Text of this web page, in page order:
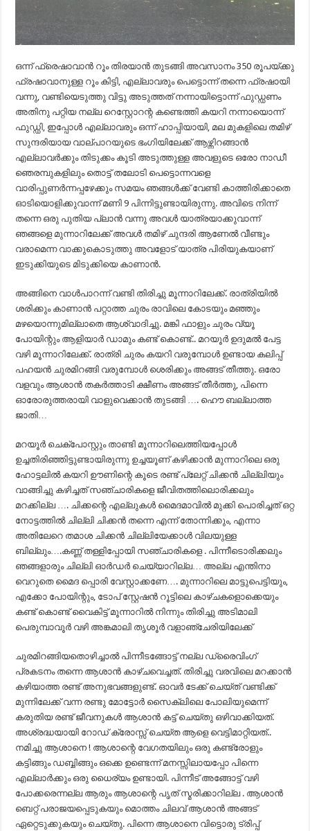
ഒന്ന് ഫ്രെഷാവാൻ റൂം തിരയാൻ തുടങ്ങി അവസാനം 350 രൂപയ്ക്കു
ഫ്രഷാവാനുള്ള റൂം കിട്ടി, എല്ലാവരും പെട്ടൊന്ന് തന്നെ ഫ്രഷായി
വന്നു, വണ്ടിയെടുത്തു വിട്ടു അടുത്തത് നന്നായിട്ടൊന്ന് ഫുഡ്ഡണം
അതിനു പറ്റിയ നല്ല റെസ്റ്റോറന്റ കണ്ടെത്തി കയറി നന്നായൊന്ന്
ഫുഡ്ഡി, ഇപ്പോൾ എല്ലാവരും ഒന്ന് ഹാപ്പിയായി, മല മുകളിലെ തമിഴ്
സുന്ദരിയായ വാല്പാറയുടെ ഭംഗിയിലേക്ക് ആഴ്ന്നിറങ്ങാൻ
എല്ലാവർക്കും തിടുക്കം കൂടി അടുത്തുള്ള അവളുടെ ഒരോ നാഡീ
ഞെരമ്പുകളിലും തൊട്ട് തലോടി പെട്ടൊന്നവളെ
വാരിപ്പുണർന്നപ്പഴേക്കും സമയം ഞങ്ങൾക്ക് വേണ്ടി കാത്തിരിക്കാതെ
ഓടിയൊളിക്കുവാന്ന് മണി 9 പിന്നിട്ടുണ്ടായിരുന്നു. അവിടെ നിന്ന്
തന്നെ ഒരു പുതിയ പ്ലാൻ വന്നു അവൾ യാത്രയാക്കുവാന്ന്
ഞങ്ങളെ മുന്നാറിലേക്ക് അവൾ തമിഴ് ചുന്ദരി ആണേൽ വീണ്ടും
വരാമെന്ന വാക്കുകൊടുത്തു അവളോട്‌ യാത്ര പിരിയുകയാണ്
ഇടുക്കിയുടെ മിടുക്കിയെ കാണാൻ.
അങ്ങിനെ വാൾപാറന്ന് വണ്ടി തിരിച്ചു മൂന്നാറിലേക്ക്. രാത്രിയിൽ
ശരിക്കും കാണാൻ പറ്റാത്ത ചുരം രാവിലെ കോടയും മഞ്ഞും
മഴയൊന്നുമില്ലാതെ ആശ്വാദിച്ചു. മങ്കി ഫാളും ചുരം വ്യൂ
പോയിന്റും ആളിയാർ ഡാമും കണ്ട് കൊണ്ട്.. മറയൂർ ഉദുമൽ പേട്ട
വഴി മൂന്നാറിലേക്ക്. രാത്രി ചുരം കയറി വരുമ്പോൾ ഉണ്ടായ കലിപ്പ്
പഹയൻ ചുരമിറങ്ങി വരുമ്പോൾ ശെരിക്കും അങ്ങട് തീത്തു. ഒരോ
വളവും ആശാൻ തകർത്താടി ക്ഷീണം അങ്ങട് തീർത്തു, പിന്നെ
ഓരോരുത്തരായി വാളുവെക്കാൻ തുടങ്ങി …. ഹൌ ബല്ലാത്ത
ജാതി…
മറയൂർ ചെക്പോസ്റ്റും താണ്ടി മൂന്നാറിലെത്തിയപ്പോൾ
ഉച്ചതിരിഞ്ഞിട്ടുണ്ടായിരുന്നു ഉച്ചയൂണ് കഴിക്കാൻ മുന്നാറിലെ ഒരു
ഹോട്ടലിൽ കയറി ഊണിന്റെ കൂടെ രണ്ട് പ്ലേറ്റ് ചിക്കൻ ചില്ലിയും
വാങ്ങിച്ചു കഴിച്ചത് സഞ്ചാരികളെ ജീവിതത്തിലൊരിക്കലും
മറക്കില്ല …. ചിക്കന്റെ എല്ലുകൾ മൈദമാവിൽ മുക്കി പൊരിച്ചത് ഒറ്റ
നോട്ടത്തിൽ ചില്ലി ചിക്കൻ തന്നെ എന്ന് തോന്നിക്കും, എന്നാ
അതിലേറെ തമാശ ചിക്കൻ ചില്ലിയേക്കാൾ വിലയുള്ള
ബില്ലും….കണ്ണ് തള്ളിപ്പോയി സഞ്ചാരികളെ . പിന്നീടൊരിക്കലും
ഞങ്ങളാരും ചില്ലി ഓർഡർ ചെയ്യാറില്ല… അല്ല എന്തിനാ
വെറുതെ മൈദ പ്പൊരി വേസ്റ്റാക്കണേ…. മുന്നാറിലെ മാട്ടുപെട്ടിയും,
എക്കോ പോയിന്റും, ടോപ് സ്റ്റേഷൻ റൂട്ടിലെ കാഴ്ചകളൊക്കെയും
കണ്ട് കൊണ്ട് വൈകിട്ട് മൂന്നാറിൽ നിന്നും തിരിച്ചു അടിമാലി
പെരുമ്പാവൂർ വഴി അങ്കമാലി തൃശൂർ വളാഞ്ചേരിയിലേക്ക്
ചുരമിറങ്ങിയതൊഴിച്ചാൽ പിന്നീടങ്ങോട്ട് നല്ല ഡ്രൈവിംഗ്
പ്രകടനം തന്നെ ആശാൻ കാഴ്ചവെച്ചത്. തിരിച്ചു വരവിലെ മറക്കാൻ
കഴിയാത്ത രണ്ട് അനുഭവങ്ങളുണ്ട്. ഓവർ ടേക്ക് ചെയ്ത് വണ്ടിക്ക്
മുന്നിലേക്ക് വന്ന രണ്ടു മോട്ടോർ സൈക്ലിലെ പോലിയുമെന്ന്
കരുതിയ രണ്ട് ജീവനുകൾ ആശാൻ കട്ട്‌ ചെയ്തു ഒഴിവാക്കിയത്.
അശ്രദ്ധയായി റോഡ് ക്രോസ്സ് ചെയ്ത ആളെ വെട്ടിമാറ്റിയത്..
നമിച്ചു ആശാനെ ! ആശാന്റെ വേഗതയിലും ഒരു കണ്ട്രോളും
കട്ടിങ്ങും ഡബ്ബിങ്ങും ഒക്കെ ഉണ്ടെന്ന് മനസ്സിലായപ്പോ പിന്നെ
എല്ലാർക്കും ഒരു ധൈര്യം ഉണ്ടായി. പിന്നീട് അങ്ങോട്ട്‌ വഴി
പോക്കരെന്നല്ല ആരും ആശാന്റെ പൃത് സ്മരിക്കാറില്ല . ആശാൻ
ബെറ്റ് പരാജയപ്പെടുകയും മൊത്തം ചിലവ് ആശാൻ അങ്ങട്
ഏറ്റെടുക്കുകയും ചെയ്തു. പിന്നെ ആശാനെ വിട്ടൊരു ട്രിപ്പ്